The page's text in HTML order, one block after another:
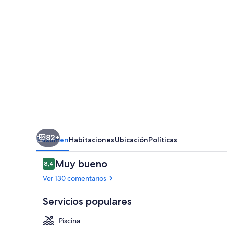
82+
ResumenHabitacionesUbicaciónPolíticas
Comentarios
8,48,4 de 10
Muy bueno
Ver 130 comentarios
Servicios populares
Piscina